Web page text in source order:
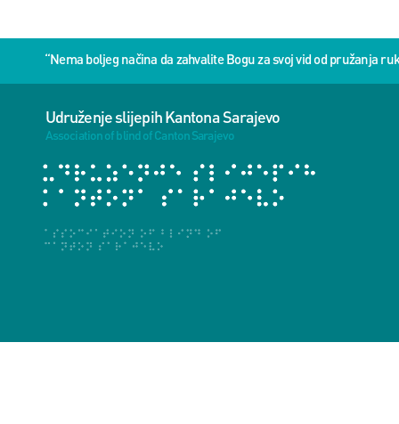
“Nema boljeg načina da zahvalite Bogu za svoj vid od pružanja
Udruženje slijepih Kantona Sarajevo
Association of blind of Canton Sarajevo